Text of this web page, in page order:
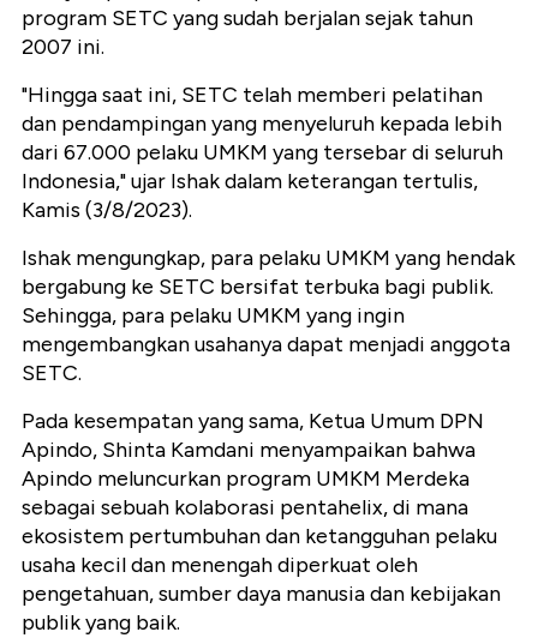
program SETC yang sudah berjalan sejak tahun
2007 ini.
"Hingga saat ini, SETC telah memberi pelatihan
dan pendampingan yang menyeluruh kepada lebih
dari 67.000 pelaku UMKM yang tersebar di seluruh
Indonesia," ujar Ishak dalam keterangan tertulis,
Kamis (3/8/2023).
Ishak mengungkap, para pelaku UMKM yang hendak
bergabung ke SETC bersifat terbuka bagi publik.
Sehingga, para pelaku UMKM yang ingin
mengembangkan usahanya dapat menjadi anggota
SETC.
Pada kesempatan yang sama, Ketua Umum DPN
Apindo, Shinta Kamdani menyampaikan bahwa
Apindo meluncurkan program UMKM Merdeka
sebagai sebuah kolaborasi pentahelix, di mana
ekosistem pertumbuhan dan ketangguhan pelaku
usaha kecil dan menengah diperkuat oleh
pengetahuan, sumber daya manusia dan kebijakan
publik yang baik.